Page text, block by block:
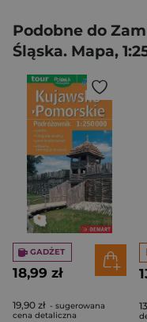
Podobne do
Śląska. Mapa,
GADŻET
18,99 zł
19,90 zł - sugerowana
cena detaliczna